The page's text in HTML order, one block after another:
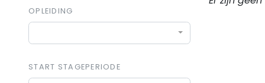
OPLEIDING
START STAGEPERIODE